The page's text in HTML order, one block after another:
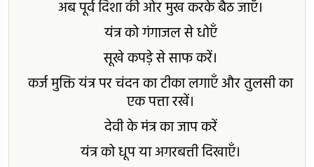
अब पूर्व दिशा की ओर मुख करके बैठ जाएँ।
यंत्र को गंगाजल से धोएँ
सूखे कपड़े से साफ करें।
कर्ज मुक्ति यंत्र पर चंदन का टीका लगाएँ और तुलसी का
एक पत्ता रखें।
देवी के मंत्र का जाप करें
यंत्र को धूप या अगरबत्ती दिखाएँ।